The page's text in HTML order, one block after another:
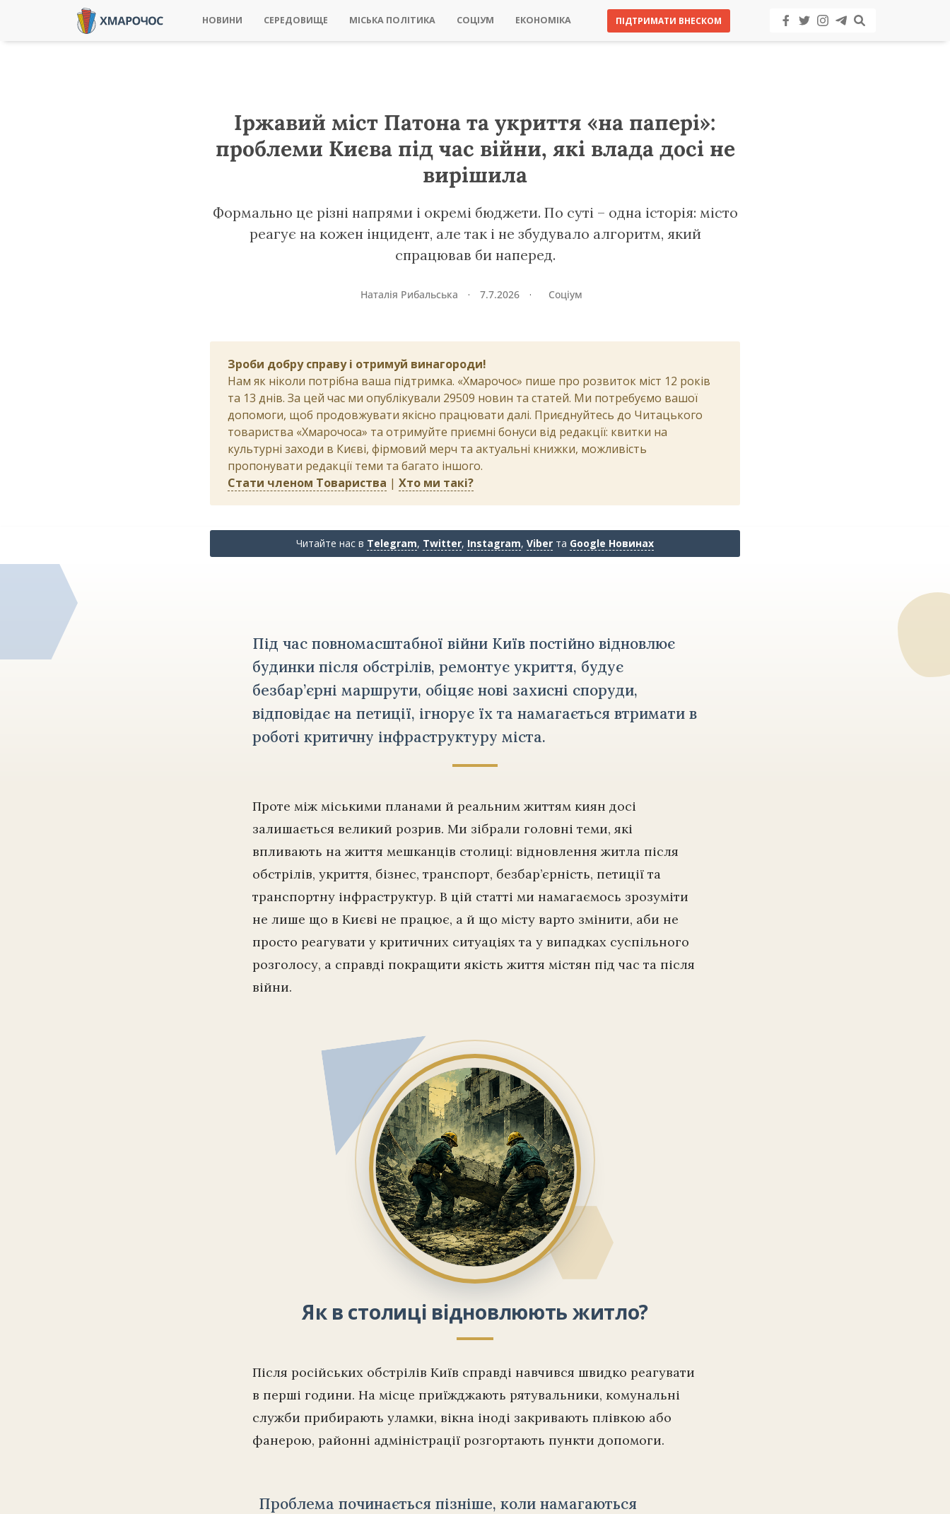
НОВИНИ СЕРЕДОВИЩЕ МІСЬКА ПОЛІТИКА СОЦІУМ ЕКОНОМІКА ПІДТРИМАТИ ВНЕСКОМ
Іржавий міст Патона та укриття «на папері»:
проблеми Києва під час війни, які влада досі не
вирішила
Формально це різні напрями і окремі бюджети. По суті – одна історія: місто
реагує на кожен інцидент, але так і не збудувало алгоритм, який
спрацював би наперед.
Наталія Рибальська · 7.7.2026 · Соціум
Зроби добру справу і отримуй винагороди!
Нам як ніколи потрібна ваша підтримка. «Хмарочос» пише про розвиток міст 12 років
та 13 днів. За цей час ми опублікували 29509 новин та статей. Ми потребуємо вашої
допомоги, щоб продовжувати якісно працювати далі. Приєднуйтесь до Читацького
товариства «Хмарочоса» та отримуйте приємні бонуси від редакції: квитки на
культурні заходи в Києві, фірмовий мерч та актуальні книжки, можливість
пропонувати редакції теми та багато іншого.
Стати членом Товариства | Хто ми такі?
Читайте нас в Telegram, Twitter, Instagram, Viber та Google Новинах
Під час повномасштабної війни Київ постійно відновлює
будинки після обстрілів, ремонтує укриття, будує
безбар’єрні маршрути, обіцяє нові захисні споруди,
відповідає на петиції, ігнорує їх та намагається втримати в
роботі критичну інфраструктуру міста.
Проте між міськими планами й реальним життям киян досі
залишається великий розрив. Ми зібрали головні теми, які
впливають на життя мешканців столиці: відновлення житла після
обстрілів, укриття, бізнес, транспорт, безбар’єрність, петиції та
транспортну інфраструктур. В цій статті ми намагаємось зрозуміти
не лише що в Києві не працює, а й що місту варто змінити, аби не
просто реагувати у критичних ситуаціях та у випадках суспільного
розголосу, а справді покращити якість життя містян під час та після
війни.
Як в столиці відновлюють житло?
Після російських обстрілів Київ справді навчився швидко реагувати
в перші години. На місце приїжджають рятувальники, комунальні
служби прибирають уламки, вікна іноді закривають плівкою або
фанерою, районні адміністрації розгортають пункти допомоги.
Проблема починається пізніше, коли намагаються